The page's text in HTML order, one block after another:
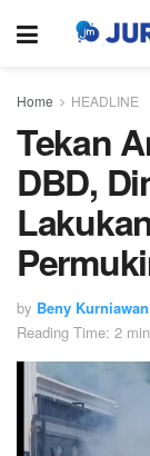
Home HEADLINE
Tekan
DBD,
by Beny Kurniawan
Reading Time: 2